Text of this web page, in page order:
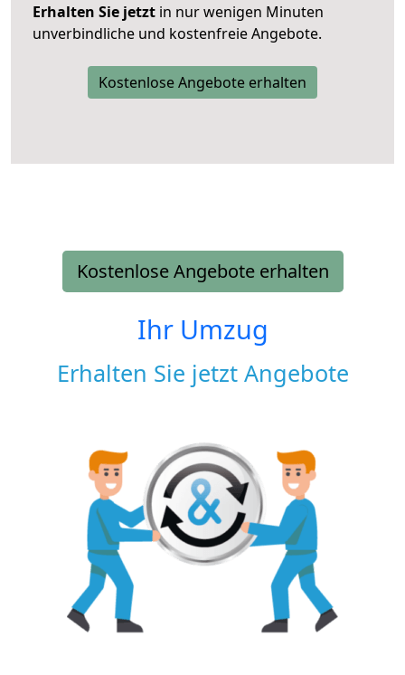
Erhalten Sie jetzt in nur wenigen Minuten
unverbindliche und kostenfreie Angebote.
Kostenlose Angebote erhalten
Kostenlose Angebote erhalten
Ihr Umzug
Erhalten Sie jetzt Angebote